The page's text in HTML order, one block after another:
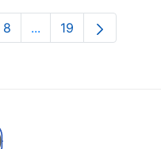
Use TAB to
Orrialdea
8 ...Intermediate Pages
Orrialdea
19